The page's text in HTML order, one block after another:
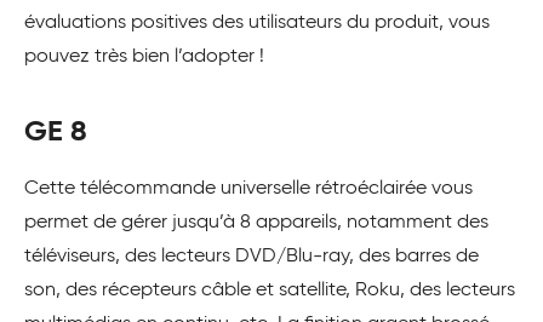
évaluations positives des utilisateurs du produit, vous
pouvez très bien l’adopter !
GE 8
Cette télécommande universelle rétroéclairée vous
permet de gérer jusqu’à 8 appareils, notamment des
téléviseurs, des lecteurs DVD/Blu-ray, des barres de
son, des récepteurs câble et satellite, Roku, des lecteurs